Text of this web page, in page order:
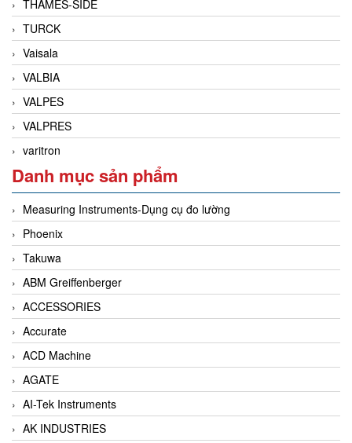
THAMES-SIDE
TURCK
Vaisala
VALBIA
VALPES
VALPRES
varitron
Danh mục sản phẩm
Measuring Instruments-Dụng cụ đo lường
Phoenix
Takuwa
ABM Greiffenberger
ACCESSORIES
Accurate
ACD Machine
AGATE
AI-Tek Instruments
AK INDUSTRIES